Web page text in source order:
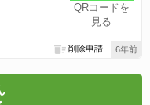
QRコードを
見る
6年前
削除申請